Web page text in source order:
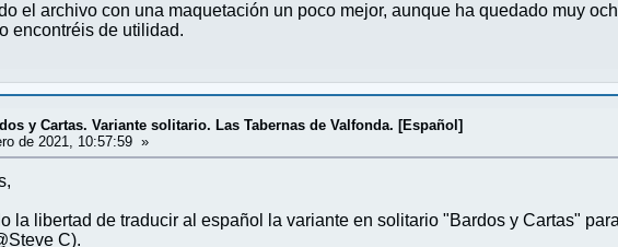
el archivo con una maquetación un poco mejor, aunque ha quedado muy
encontréis de utilidad.
y Cartas. Variante solitario. Las Tabernas de Valfonda. [Español]
de 2021, 10:57:59 »
la libertad de traducir al español la variante en solitario "Bardos y Cartas"
C).